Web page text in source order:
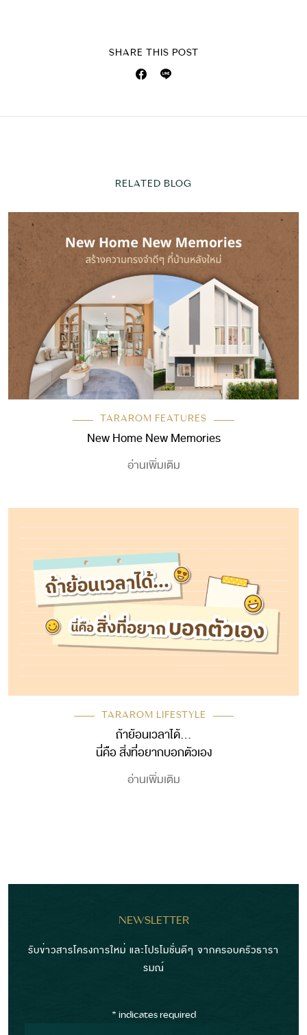
SHARE THIS POST
RELATED BLOG
TARAROM FEATURES
New Home New Memories
อ่านเพิ่มเติม
TARAROM LIFESTYLE
ถ้าย้อนเวลาได้…
นี่คือ สิ่งที่อยากบอกตัวเอง
อ่านเพิ่มเติม
NEWSLETTER
รับข่าวสารโครงการใหม่ และโปรโมชั่นดีๆ จากครอบครัวธารา
รมณ์
* indicates required